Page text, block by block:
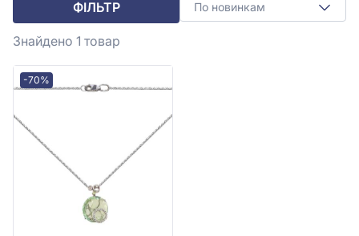
ФІЛЬТР По новинкам
Знайдено 1 товар
-70%